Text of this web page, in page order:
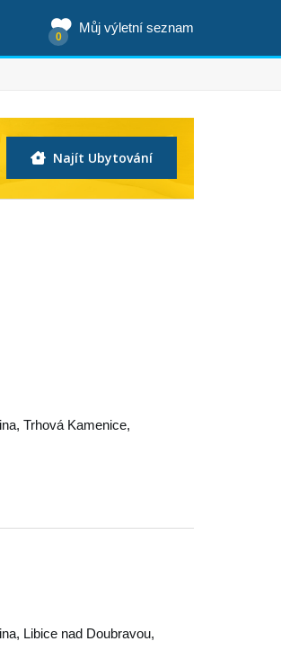
Můj výletní seznam
0
Najít Ubytování
, Trhová Kamenice,
, Libice nad Doubravou,